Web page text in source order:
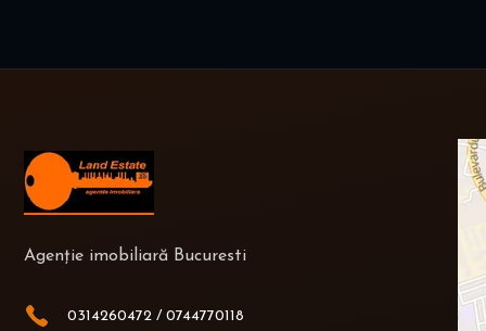
Agenție imobiliară Bucuresti
0314260472 / 0744770118